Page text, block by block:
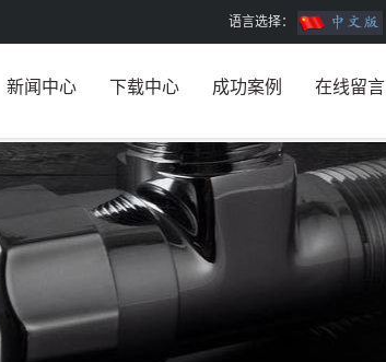
语言选择：
新闻中心 下载中心 成功案例 在线留言